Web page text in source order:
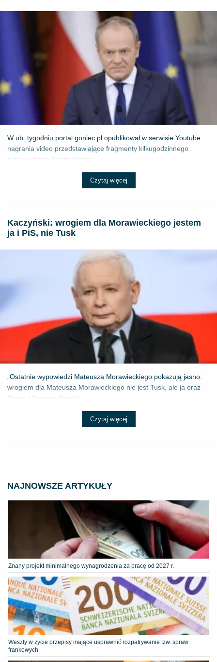
W ub. tygodniu portal goniec.pl opublikował w serwisie Youtube
nagrania video przedstawiające fragmenty kilkugodzinnego
przesłuchania Kaczyńskiego...
Czytaj więcej
Kaczyński: wrogiem dla Morawieckiego jestem
ja i PiS, nie Tusk
„Ostatnie wypowiedzi Mateusza Morawieckiego pokazują jasno:
wrogiem dla Mateusza Morawieckiego nie jest Tusk, ale ja oraz
Prawo i Sprawiedliwość....
Czytaj więcej
NAJNOWSZE ARTYKUŁY
Znany projekt minimalnego wynagrodzenia za pracę od 2027 r.
Weszły w życie przepisy mające usprawnić rozpatrywanie tzw. spraw
frankowych